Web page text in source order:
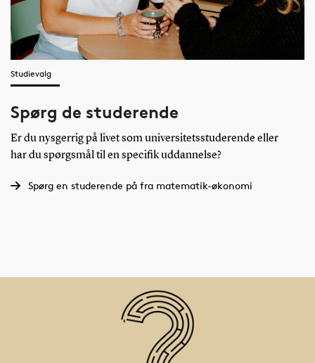
Studievalg
Spørg de studerende
Er du nysgerrig på livet som universitetsstuderende eller
har du spørgsmål til en specifik uddannelse?
Spørg en studerende på fra matematik-økonomi